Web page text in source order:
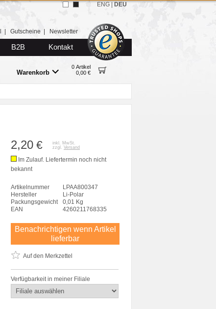
Gutscheine Newsletter
B2B Kontakt
Warenkorb
0 Artikel
0,00 €
ENG DEU
2,20 €
inkl. MwSt.
zzgl. Versand
Im Zulauf. Liefertermin noch nicht
bekannt
Artikelnummer
LPAA800347
Hersteller
Li-Polar
Packungsgewicht
0,01 Kg
EAN
4260211768335
Benachrichtigen wenn Artikel
lieferbar
Auf den Merkzettel
Verfügbarkeit in meiner Filiale